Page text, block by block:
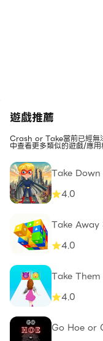
遊戲推薦
Crash or Take當前已經無
中查看更多類似的遊戲/應
Take Down
4.0
Take Away
4.0
Take
4.0
Go Hoe or